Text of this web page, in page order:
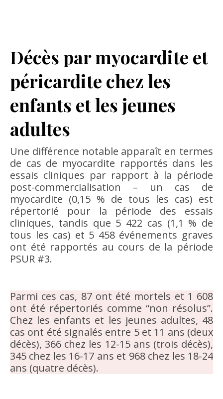
Décès par myocardite et
péricardite chez les
enfants et les jeunes
adultes
Une différence notable apparaît en termes
de cas de myocardite rapportés dans les
essais cliniques par rapport à la période
post-commercialisation – un cas de
myocardite (0,15 % de tous les cas) est
répertorié pour la période des essais
cliniques, tandis que 5 422 cas (1,1 % de
tous les cas) et 5 458 événements graves
ont été rapportés au cours de la période
PSUR #3.
Parmi ces cas, 87 ont été mortels et 1 608
ont été répertoriés comme “non résolus”.
Chez les enfants et les jeunes adultes, 48
cas ont été signalés entre 5 et 11 ans (deux
décès), 366 chez les 12-15 ans (trois décès),
345 chez les 16-17 ans et 968 chez les 18-24
ans (quatre décès).